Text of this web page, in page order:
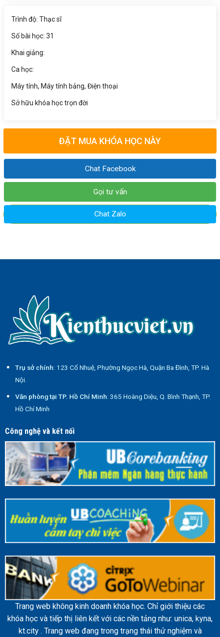
Trình độ: Thạc sĩ
Số bài học: 31
Khai giảng:
Ca học:
Máy tính, Máy tính bảng, Điện thoại
Sở hữu khóa học trọn đời
ĐẶT MUA KHÓA HỌC NÀY
Chat Facebook
Gọi tư vấn
Chat Zalo
Trụ sở chính: 123 Cổ Nhuệ, Phường Ngọc Hà, Quận Ba Đình, TP. Hà
Nội.
Văn phòng tại TP. Hồ Chí Minh: 365 Hoàng Diệu, Q. Bình Thạnh, TP.
Hồ Chí Minh
Công nghệ và kết nối
Trang web không kinh doanh khóa học. Chỉ giới thiệu các
khóa học và tiếp thị liên kết với các nền tảng như: unica, kyna,
kt.city . Trang web đang trong trạng thái thử nghiệm và